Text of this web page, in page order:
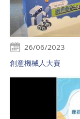
26/06/2023
創意機械人大賽